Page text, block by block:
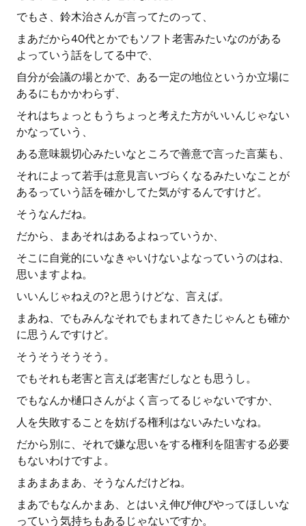
でもさ、鈴木治さんが言ってたのって、
まあだから40代とかでもソフト老害みたいなのがある
よっていう話をしてる中で、
自分が会議の場とかで、ある一定の地位というか立場に
あるにもかかわらず、
それはちょっともうちょっと考えた方がいいんじゃない
かなっていう、
ある意味親切心みたいなところで善意で言った言葉も、
それによって若手は意見言いづらくなるみたいなことが
あるっていう話を確かしてた気がするんですけど。
そうなんだね。
だから、まあそれはあるよねっていうか、
そこに自覚的にいなきゃいけないよなっていうのはね、
思いますよね。
いいんじゃねえの?と思うけどな、言えば。
まあね、でもみんなそれでもまれてきたじゃんとも確か
に思うんですけど。
そうそうそうそう。
でもそれも老害と言えば老害だしなとも思うし。
でもなんか樋口さんがよく言ってるじゃないですか、
人を失敗することを妨げる権利はないみたいなね。
だから別に、それで嫌な思いをする権利を阻害する必要
もないわけですよ。
まあまあまあ、そうなんだけどね。
まあでもなんかまあ、とはいえ伸び伸びやってほしいな
っていう気持ちもあるじゃないですか。